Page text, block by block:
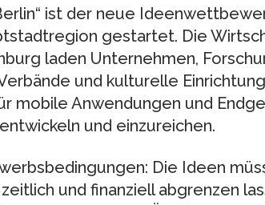
ist der neue
gestartet. Die
laden Unternehmen,
und kulturelle
mobile Anwendungen und
entwickeln und einzureichen.
Die Ideen
und finanziell abgrenzen